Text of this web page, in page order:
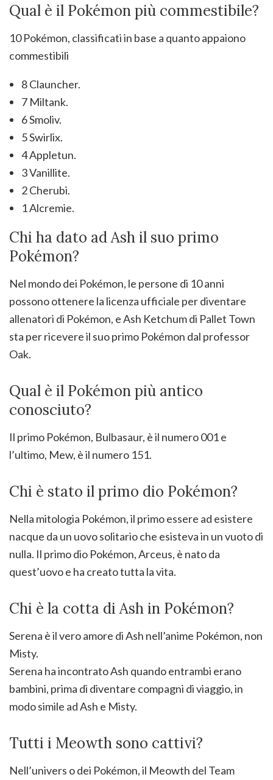
Qual è il Pokémon più commestibile?
10 Pokémon, classificati in base a quanto appaiono
commestibili
8 Clauncher.
7 Miltank.
6 Smoliv.
5 Swirlix.
4 Appletun.
3 Vanillite.
2 Cherubi.
1 Alcremie.
Chi ha dato ad Ash il suo primo
Pokémon?
Nel mondo dei Pokémon, le persone di 10 anni
possono ottenere la licenza ufficiale per diventare
allenatori di Pokémon, e Ash Ketchum di Pallet Town
sta per ricevere il suo primo Pokémon dal professor
Oak.
Qual è il Pokémon più antico
conosciuto?
Il primo Pokémon, Bulbasaur, è il numero 001 e
l’ultimo, Mew, è il numero 151.
Chi è stato il primo dio Pokémon?
Nella mitologia Pokémon, il primo essere ad esistere
nacque da un uovo solitario che esisteva in un vuoto di
nulla. Il primo dio Pokémon, Arceus, è nato da
quest’uovo e ha creato tutta la vita.
Chi è la cotta di Ash in Pokémon?
Serena è il vero amore di Ash nell’anime Pokémon, non
Misty.
Serena ha incontrato Ash quando entrambi erano
bambini, prima di diventare compagni di viaggio, in
modo simile ad Ash e Misty.
Tutti i Meowth sono cattivi?
Nell’univers o dei Pokémon, il Meowth del Team